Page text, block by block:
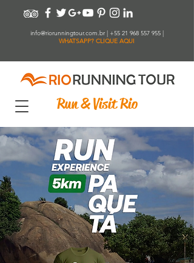
info@riorunningtour.com.br| +55 21 968 557 955|
WHATSAPP? CLIQUE AQUI
Run & Visit Rio